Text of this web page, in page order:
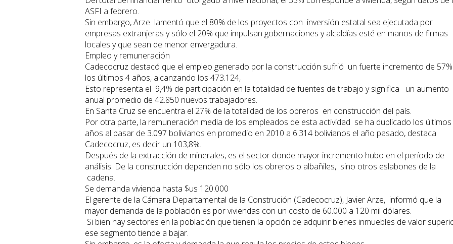
ASFI a febrero.
Sin embargo, Arze lamentó que el 80% de los proyectos con inversión estatal sea ejecutada por
empresas extranjeras y sólo el 20% que impulsan gobernaciones y alcaldías esté en manos de firmas
locales y que sean de menor envergadura.
Empleo y remuneración
Cadecocruz destacó que el empleo generado por la construcción sufrió un fuerte incremento de
los últimos 4 años, alcanzando los 473.124,
Esto representa el 9,4% de participación en la totalidad de fuentes de trabajo y significa un aumento
anual promedio de 42.850 nuevos trabajadores.
En Santa Cruz se encuentra el 27% de la totalidad de los obreros en construcción del país.
Por otra parte, la remuneración media de los empleados de esta actividad se ha duplicado los últimos
años al pasar de 3.097 bolivianos en promedio en 2010 a 6.314 bolivianos el año pasado, destaca
Cadecocruz, es decir un 103,8%.
Después de la extracción de minerales, es el sector donde mayor incremento hubo en el período de
análisis. De la construcción dependen no sólo los obreros o albañiles, sino otros eslabones de la
cadena.
Se demanda vivienda hasta $us 120.000
El gerente de la Cámara Departamental de la Construción (Cadecocruz), Javier Arze, informó que la
mayor demanda de la población es por viviendas con un costo de 60.000 a 120 mil dólares.
Si bien hay sectores en la población que tienen la opción de adquirir bienes inmuebles de valor
ese segmento tiende a bajar.